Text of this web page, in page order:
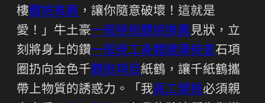
樓體檢推薦 ，讓你隨意破壞！這就是
愛！」牛土豪一般勞檢體檢推薦見狀，立
刻將身上的鑽一般勞工身體健康檢查石項
圈扔向金色千體檢項目紙鶴，讓千紙鶴攜
帶上物質的誘惑力。「我員工健檢必須親